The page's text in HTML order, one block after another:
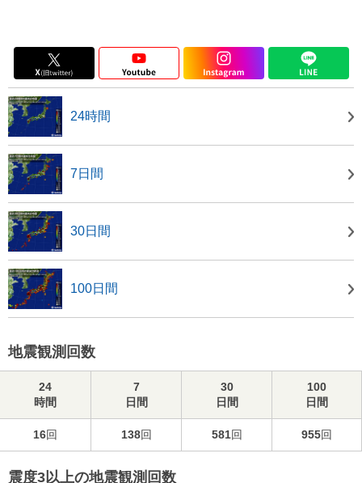
24時間
7日間
30日間
100日間
地震観測回数
24
時間
7
日間
30
日間
100
日間
16回 138回 581回 955回
震度3以上の地震観測回数